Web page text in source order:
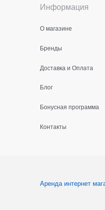
Информация
О магазине
Бренды
Доставка и Оплата
Блог
Бонусная программа
Контакты
Аренда интернет